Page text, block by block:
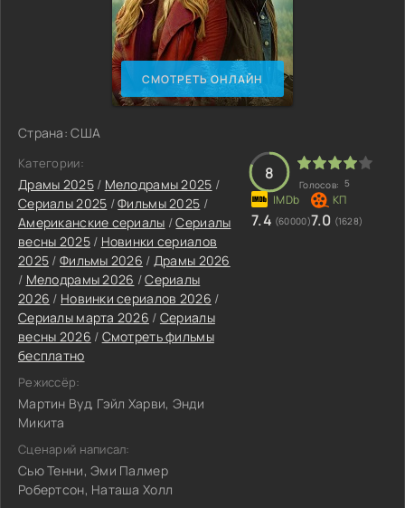
СМОТРЕТЬ ОНЛАЙН
Страна: США
Категории:
Драмы 2025/ Мелодрамы 2025 /
Сериалы 2025 /Фильмы 2025 /
Американские сериалы /Сериалы
весны 2025/ Новинки сериалов
2025 / Фильмы 2026 / Драмы 2026
/ Мелодрамы 2026 /Сериалы
2026 / Новинки сериалов 2026 /
Сериалы марта 2026 / Сериалы
весны 2026 / Смотреть фильмы
бесплатно
Режиссёр:
Мартин Вуд, Гэйл Харви, Энди
Микита
Сценарий написал:
Сью Тенни, Эми Палмер
Робертсон, Наташа Холл
8
Голосов: 5
7.4 (60000)7.0 (1628)